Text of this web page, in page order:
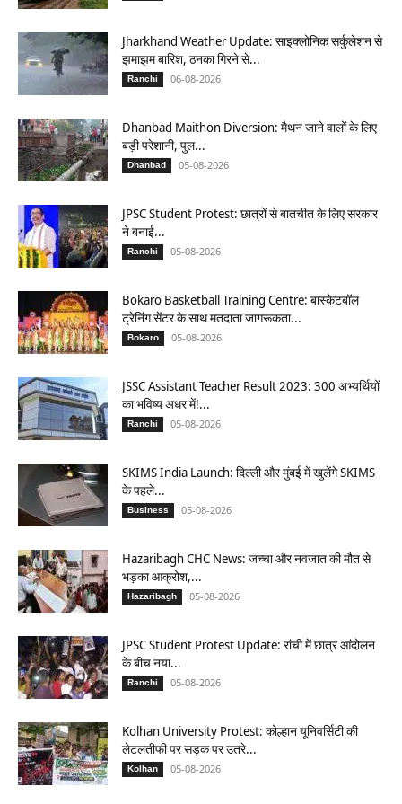
Jharkhand Weather Update: साइक्लोनिक सर्कुलेशन से
झमाझम बारिश, ठनका गिरने से...
Ranchi 06-08-2026
Dhanbad Maithon Diversion: मैथन जाने वालों के लिए
बड़ी परेशानी, पुल...
Dhanbad 05-08-2026
JPSC Student Protest: छात्रों से बातचीत के लिए सरकार
ने बनाई...
Ranchi 05-08-2026
Bokaro Basketball Training Centre: बास्केटबॉल
ट्रेनिंग सेंटर के साथ मतदाता जागरूकता...
Bokaro 05-08-2026
JSSC Assistant Teacher Result 2023: 300 अभ्यर्थियों
का भविष्य अधर में!...
Ranchi 05-08-2026
SKIMS India Launch: दिल्ली और मुंबई में खुलेंगे SKIMS
के पहले...
Business 05-08-2026
Hazaribagh CHC News: जच्चा और नवजात की मौत से
भड़का आक्रोश,...
Hazaribagh 05-08-2026
JPSC Student Protest Update: रांची में छात्र आंदोलन
के बीच नया...
Ranchi 05-08-2026
Kolhan University Protest: कोल्हान यूनिवर्सिटी की
लेटलतीफी पर सड़क पर उतरे...
Kolhan 05-08-2026